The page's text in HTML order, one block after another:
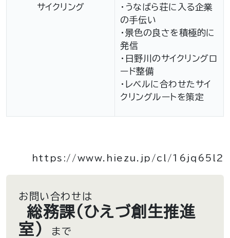
サイクリング
・うなばら荘に入る企業
の手伝い
・景色の良さを積極的に
発信
・日野川のサイクリングロ
ード整備
・レベルに合わせたサイ
クリングルートを策定
https://www.hiezu.jp/cl/16jq65l2
お問い合わせは
総務課（ひえづ創生推進
室）
まで